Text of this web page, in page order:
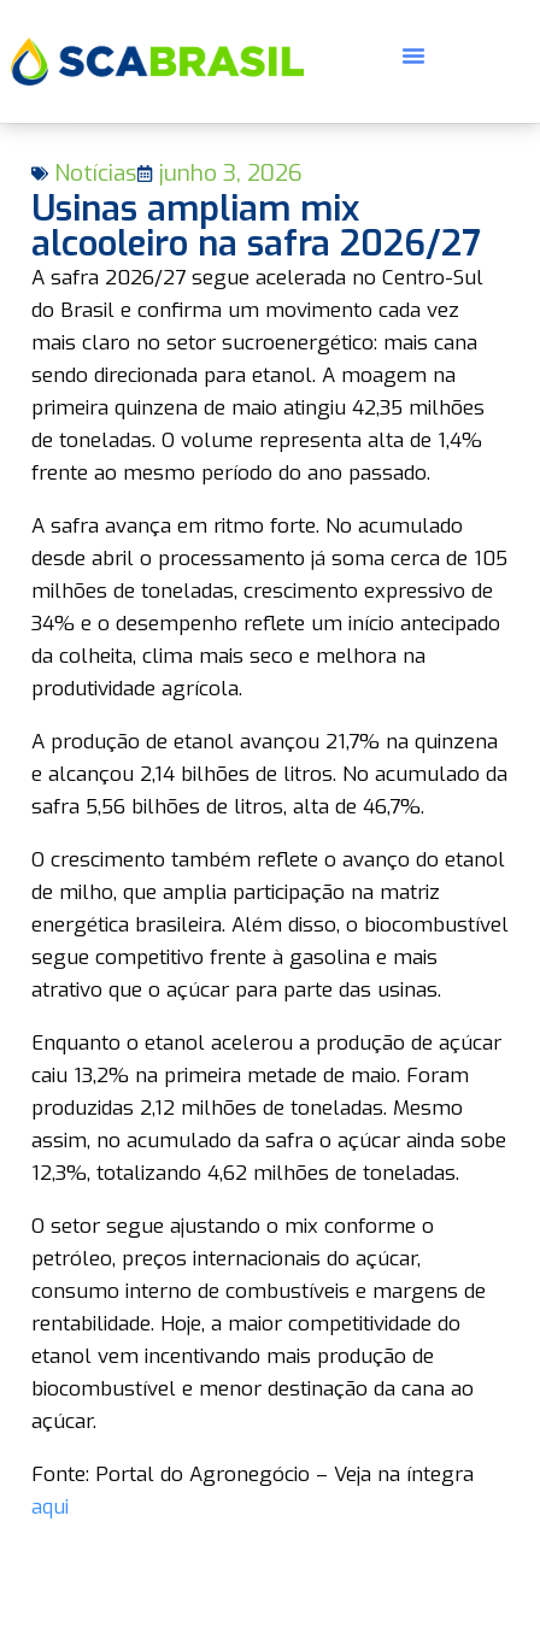
Notícias junho 3, 2026
Usinas ampliam mix
alcooleiro na safra 2026/27
A safra 2026/27 segue acelerada no Centro-Sul
do Brasil e confirma um movimento cada vez
mais claro no setor sucroenergético: mais cana
sendo direcionada para etanol. A moagem na
primeira quinzena de maio atingiu 42,35 milhões
de toneladas. O volume representa alta de 1,4%
frente ao mesmo período do ano passado.
A safra avança em ritmo forte. No acumulado
desde abril o processamento já soma cerca de 105
milhões de toneladas, crescimento expressivo de
34% e o desempenho reflete um início antecipado
da colheita, clima mais seco e melhora na
produtividade agrícola.
A produção de etanol avançou 21,7% na quinzena
e alcançou 2,14 bilhões de litros. No acumulado da
safra 5,56 bilhões de litros, alta de 46,7%.
O crescimento também reflete o avanço do etanol
de milho, que amplia participação na matriz
energética brasileira. Além disso, o biocombustível
segue competitivo frente à gasolina e mais
atrativo que o açúcar para parte das usinas.
Enquanto o etanol acelerou a produção de açúcar
caiu 13,2% na primeira metade de maio. Foram
produzidas 2,12 milhões de toneladas. Mesmo
assim, no acumulado da safra o açúcar ainda sobe
12,3%, totalizando 4,62 milhões de toneladas.
O setor segue ajustando o mix conforme o
petróleo, preços internacionais do açúcar,
consumo interno de combustíveis e margens de
rentabilidade. Hoje, a maior competitividade do
etanol vem incentivando mais produção de
biocombustível e menor destinação da cana ao
açúcar.
Fonte: Portal do Agronegócio – Veja na íntegra
aqui